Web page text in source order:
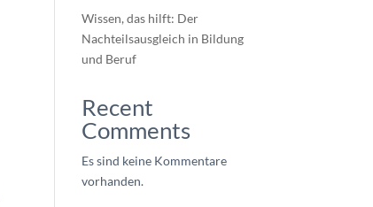
Wissen, das hilft: Der
Nachteilsausgleich in Bildung
und Beruf
Recent
Comments
Es sind keine Kommentare
vorhanden.